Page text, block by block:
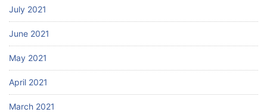
July 2021
June 2021
May 2021
April 2021
March 2021